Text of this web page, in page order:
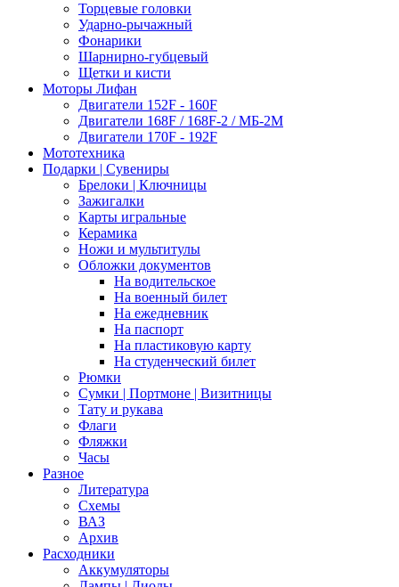
Торцевые головки
Ударно-рычажный
Фонарики
Шарнирно-губцевый
Щетки и кисти
Моторы Лифан
Двигатели 152F - 160F
Двигатели 168F / 168F-2 / МБ-2М
Двигатели 170F - 192F
Мототехника
Подарки | Сувениры
Брелоки | Ключницы
Зажигалки
Карты игральные
Керамика
Ножи и мультитулы
Обложки документов
На водительское
На военный билет
На ежедневник
На паспорт
На пластиковую карту
На студенческий билет
Рюмки
Сумки | Портмоне | Визитницы
Тату и рукава
Флаги
Фляжки
Часы
Разное
Литература
Схемы
ВАЗ
Архив
Расходники
Аккумуляторы